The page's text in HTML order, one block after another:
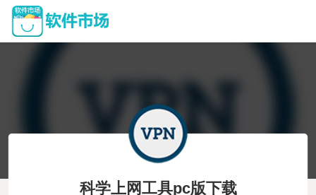
科学上网工具pc版下载